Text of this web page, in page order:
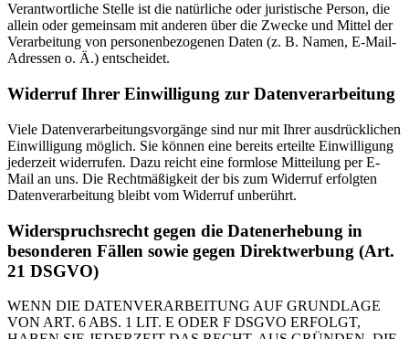
Verantwortliche Stelle ist die natürliche oder juristische Person, die
allein oder gemeinsam mit anderen über die Zwecke und Mittel der
Verarbeitung von personenbezogenen Daten (z. B. Namen, E-Mail-
Adressen o. Ä.) entscheidet.
Widerruf Ihrer Einwilligung zur Datenverarbeitung
Viele Datenverarbeitungsvorgänge sind nur mit Ihrer ausdrücklichen
Einwilligung möglich. Sie können eine bereits erteilte Einwilligung
jederzeit widerrufen. Dazu reicht eine formlose Mitteilung per E-
Mail an uns. Die Rechtmäßigkeit der bis zum Widerruf erfolgten
Datenverarbeitung bleibt vom Widerruf unberührt.
Widerspruchsrecht gegen die Datenerhebung in
besonderen Fällen sowie gegen Direktwerbung (Art.
21 DSGVO)
WENN DIE DATENVERARBEITUNG AUF GRUNDLAGE
VON ART. 6 ABS. 1 LIT. E ODER F DSGVO ERFOLGT,